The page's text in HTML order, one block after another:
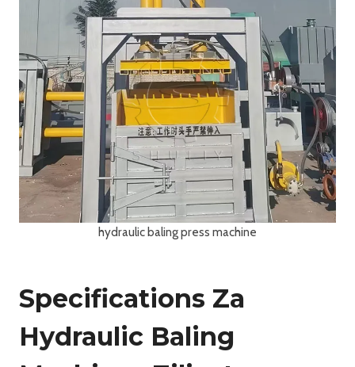
hydraulic baling press machine
Specifications Za
Hydraulic Baling